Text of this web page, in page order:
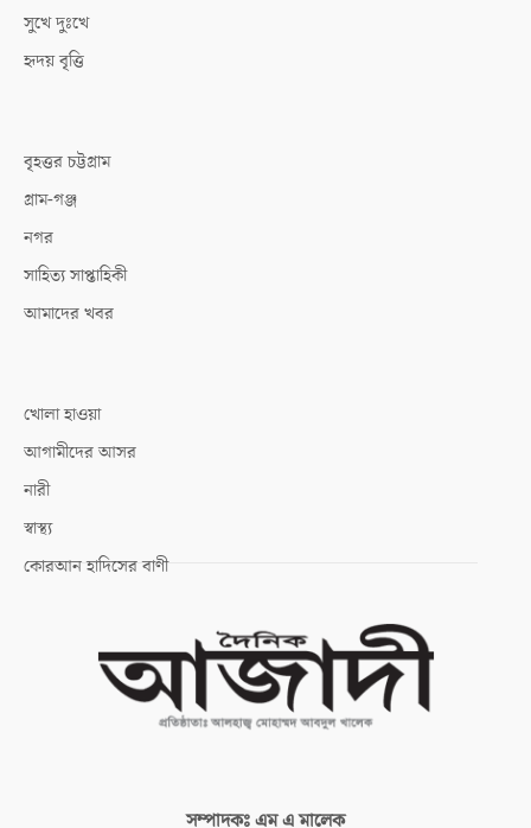
সুখে দুঃখে
হৃদয় বৃত্তি
বৃহত্তর চট্টগ্রাম
গ্রাম-গঞ্জ
নগর
সাহিত্য সাপ্তাহিকী
আমাদের খবর
খোলা হাওয়া
আগামীদের আসর
নারী
স্বাস্থ্য
কোরআন হাদিসের বাণী
সম্পাদকঃএম এ মালেক